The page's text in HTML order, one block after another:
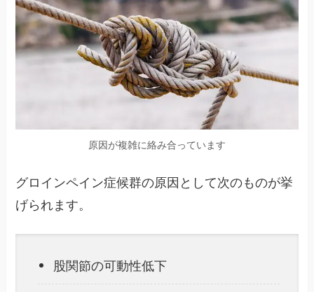
原因が複雑に絡み合っています
グロインペイン症候群の原因として次のものが挙
げられます。
股関節の可動性低下